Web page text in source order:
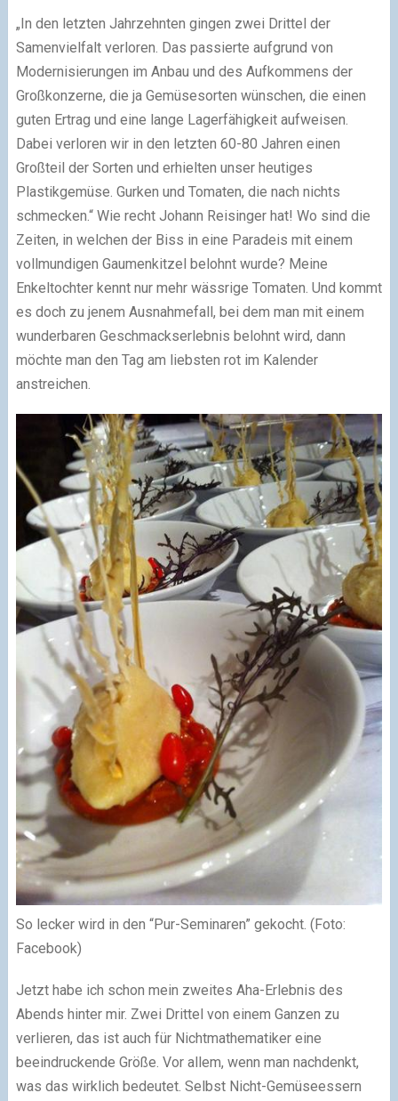
„In den letzten Jahrzehnten gingen zwei Drittel der
Samenvielfalt verloren. Das passierte aufgrund von
Modernisierungen im Anbau und des Aufkommens der
Großkonzerne, die ja Gemüsesorten wünschen, die einen
guten Ertrag und eine lange Lagerfähigkeit aufweisen.
Dabei verloren wir in den letzten 60-80 Jahren einen
Großteil der Sorten und erhielten unser heutiges
Plastikgemüse. Gurken und Tomaten, die nach nichts
schmecken.“ Wie recht Johann Reisinger hat! Wo sind die
Zeiten, in welchen der Biss in eine Paradeis mit einem
vollmundigen Gaumenkitzel belohnt wurde? Meine
Enkeltochter kennt nur mehr wässrige Tomaten. Und kommt
es doch zu jenem Ausnahmefall, bei dem man mit einem
wunderbaren Geschmackserlebnis belohnt wird, dann
möchte man den Tag am liebsten rot im Kalender
anstreichen.
So lecker wird in den “Pur-Seminaren” gekocht. (Foto:
Facebook)
Jetzt habe ich schon mein zweites Aha-Erlebnis des
Abends hinter mir. Zwei Drittel von einem Ganzen zu
verlieren, das ist auch für Nichtmathematiker eine
beeindruckende Größe. Vor allem, wenn man nachdenkt,
was das wirklich bedeutet. Selbst Nicht-Gemüseessern